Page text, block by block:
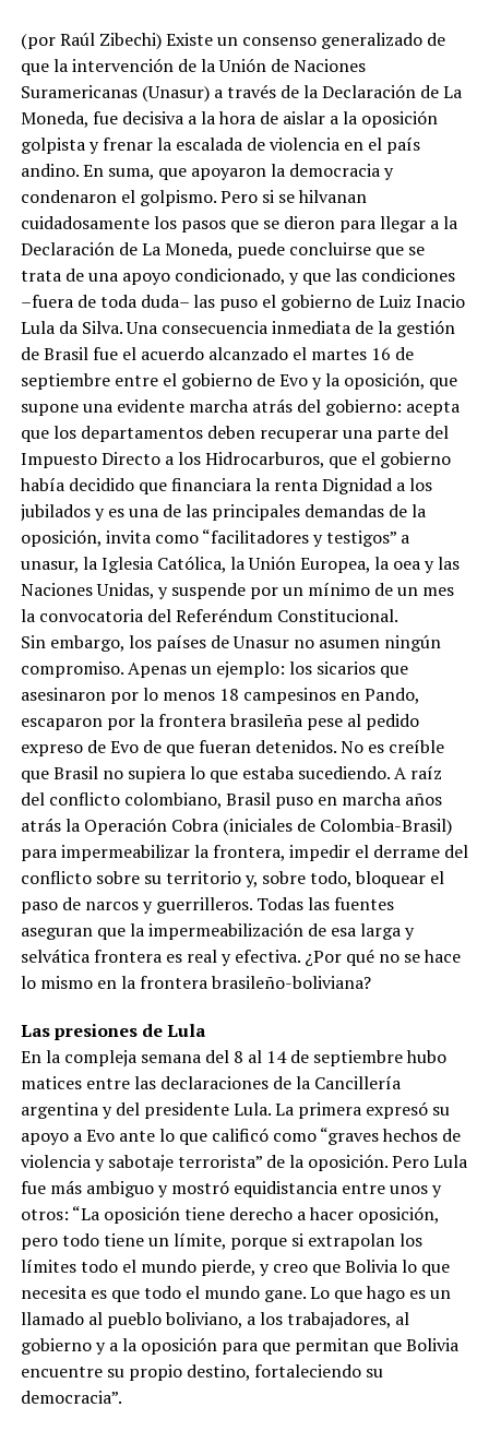
(por Raúl Zibechi) Existe un consenso generalizado de
que la intervención de la Unión de Naciones
Suramericanas (Unasur) a través de la Declaración de La
Moneda, fue decisiva a la hora de aislar a la oposición
golpista y frenar la escalada de violencia en el país
andino. En suma, que apoyaron la democracia y
condenaron el golpismo. Pero si se hilvanan
cuidadosamente los pasos que se dieron para llegar a la
Declaración de La Moneda, puede concluirse que se
trata de una apoyo condicionado, y que las condiciones
–fuera de toda duda– las puso el gobierno de Luiz Inacio
Lula da Silva. Una consecuencia inmediata de la gestión
de Brasil fue el acuerdo alcanzado el martes 16 de
septiembre entre el gobierno de Evo y la oposición, que
supone una evidente marcha atrás del gobierno: acepta
que los departamentos deben recuperar una parte del
Impuesto Directo a los Hidrocarburos, que el gobierno
había decidido que financiara la renta Dignidad a los
jubilados y es una de las principales demandas de la
oposición, invita como “facilitadores y testigos” a
unasur, la Iglesia Católica, la Unión Europea, la oea y las
Naciones Unidas, y suspende por un mínimo de un mes
la convocatoria del Referéndum Constitucional.
Sin embargo, los países de Unasur no asumen ningún
compromiso. Apenas un ejemplo: los sicarios que
asesinaron por lo menos 18 campesinos en Pando,
escaparon por la frontera brasileña pese al pedido
expreso de Evo de que fueran detenidos. No es creíble
que Brasil no supiera lo que estaba sucediendo. A raíz
del conflicto colombiano, Brasil puso en marcha años
atrás la Operación Cobra (iniciales de Colombia-Brasil)
para impermeabilizar la frontera, impedir el derrame del
conflicto sobre su territorio y, sobre todo, bloquear el
paso de narcos y guerrilleros. Todas las fuentes
aseguran que la impermeabilización de esa larga y
selvática frontera es real y efectiva. ¿Por qué no se hace
lo mismo en la frontera brasileño-boliviana?
Las presiones de Lula
En la compleja semana del 8 al 14 de septiembre hubo
matices entre las declaraciones de la Cancillería
argentina y del presidente Lula. La primera expresó su
apoyo a Evo ante lo que calificó como “graves hechos de
violencia y sabotaje terrorista” de la oposición. Pero Lula
fue más ambiguo y mostró equidistancia entre unos y
otros: “La oposición tiene derecho a hacer oposición,
pero todo tiene un límite, porque si extrapolan los
límites todo el mundo pierde, y creo que Bolivia lo que
necesita es que todo el mundo gane. Lo que hago es un
llamado al pueblo boliviano, a los trabajadores, al
gobierno y a la oposición para que permitan que Bolivia
encuentre su propio destino, fortaleciendo su
democracia”.